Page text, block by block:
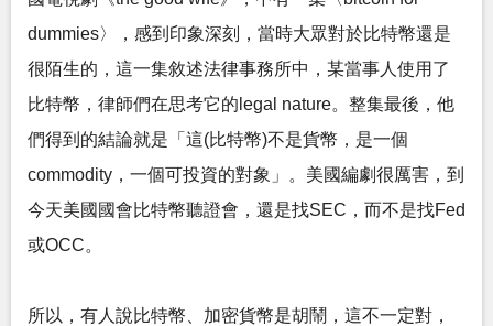
dummies〉，感到印象深刻，當時大眾對於比特幣還是
很陌生的，這一集敘述法律事務所中，某當事人使用了
比特幣，律師們在思考它的legal nature。整集最後，他
們得到的結論就是「這(比特幣)不是貨幣，是一個
commodity，一個可投資的對象」。美國編劇很厲害，到
今天美國國會比特幣聽證會，還是找SEC，而不是找Fed
或OCC。
所以，有人說比特幣、加密貨幣是胡鬧，這不一定對，